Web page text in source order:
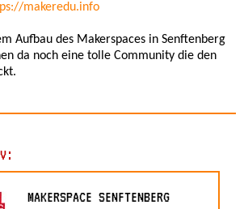
makeredu.info
Aufbau des Makerspaces in Senftenberg
da noch eine tolle Community die den
MAKERSPACE SENFTENBERG